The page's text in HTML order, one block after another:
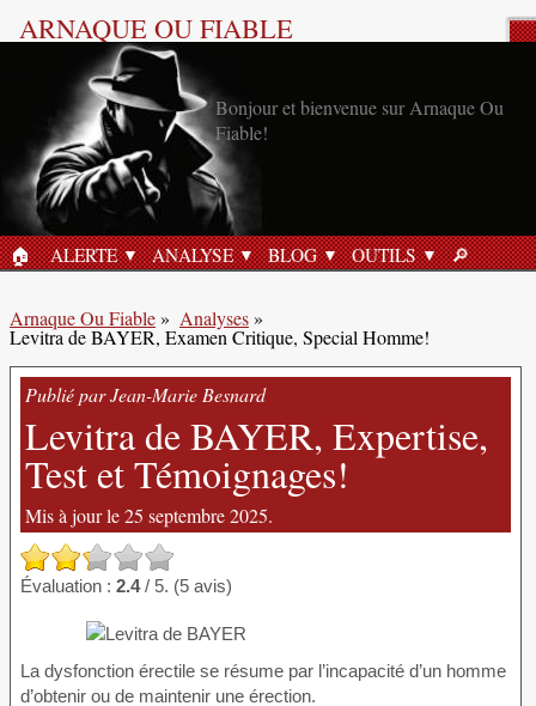
ARNAQUE OU FIABLE
Fiable!
ACCUEIL
🏠︎ ALERTE ANALYSE BLOG OUTILS 🔎︎
Arnaque Ou Fiable» Analyses»
Levitra de BAYER, Examen Critique, Special Homme!
Publié par Jean-Marie Besnard
Levitra de BAYER, Expertise,
Test et Témoignages!
Mis à jour le 25 septembre 2025.
Évaluation : 2.4/ 5. (5 avis)
La dysfonction érectile se résume par l’incapacité d’un homme
d’obtenir ou de maintenir une érection.